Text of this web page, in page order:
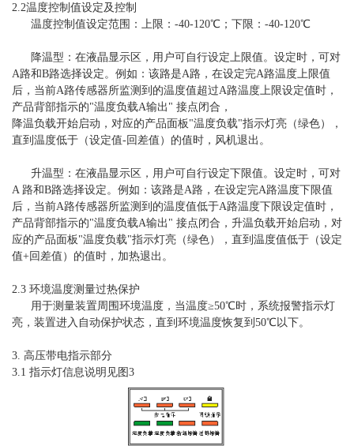
2.2温度控制值设定及控制
温度控制值设定范围：上限：-40-120℃；下限：-40-120℃
降温型：在液晶显示区，用户可自行设定上限值。设定时，可对
A路和B路选择设定。例如：该路是A路，在设定完A路温度上限值
后，当前A路传感器所监测到的温度值超过A路温度上限设定值时，
产品背部指示的"温度负载A输出" 接点闭合，
降温负载开始启动，对应的产品面板"温度负载"指示灯亮（绿色），
直到温度低于（设定值-回差值）的值时，风机退出。
升温型：在液晶显示区，用户可自行设定下限值。设定时，可对
A 路和B路选择设定。例如：该路是A路，在设定完A路温度下限值
后，当前A路传感器所监测到的温度值低于A路温度下限设定值时，
产品背部指示的"温度负载A输出" 接点闭合，升温负载开始启动，对
应的产品面板"温度负载"指示灯亮（绿色），直到温度值低于（设定
值+回差值）的值时，加热退出。
2.3 环境温度测量过热保护
用于测量装置周围环境温度，当温度≥50℃时，系统报警指示灯
亮，装置进入自动保护状态，直到环境温度恢复到50℃以下。
3. 高压带电指示部分
3.1 指示灯信息说明见图3